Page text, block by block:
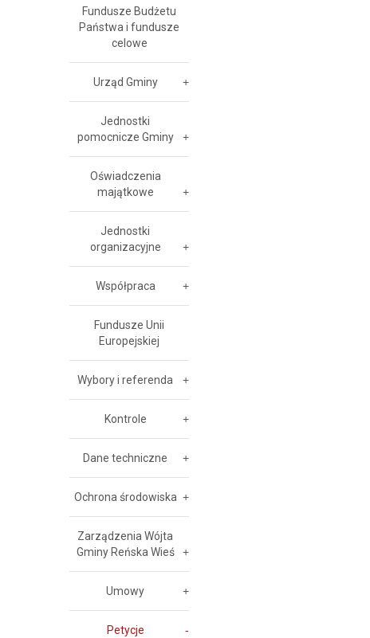
Fundusze Budżetu
Państwa i fundusze
celowe
Urząd Gminy
Jednostki
pomocnicze Gminy
Oświadczenia
majątkowe
Jednostki
organizacyjne
Współpraca
Fundusze Unii
Europejskiej
Wybory i referenda
Kontrole
Dane techniczne
Ochrona środowiska
Zarządzenia Wójta
Gminy Reńska Wieś
Umowy
Petycje